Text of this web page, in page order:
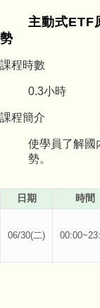
主動式ETF
勢
課程時數
0.3小時
課程簡介
使學員了解國
勢。
日期 時間
06/30(二)